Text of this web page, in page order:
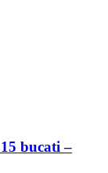
bucati –